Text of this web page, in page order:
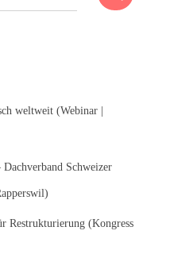
weltweit (Webinar |
Schweizer
Restrukturierung (Kongress